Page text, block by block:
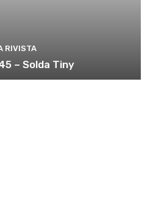
RIVISTA
– Solda Tiny